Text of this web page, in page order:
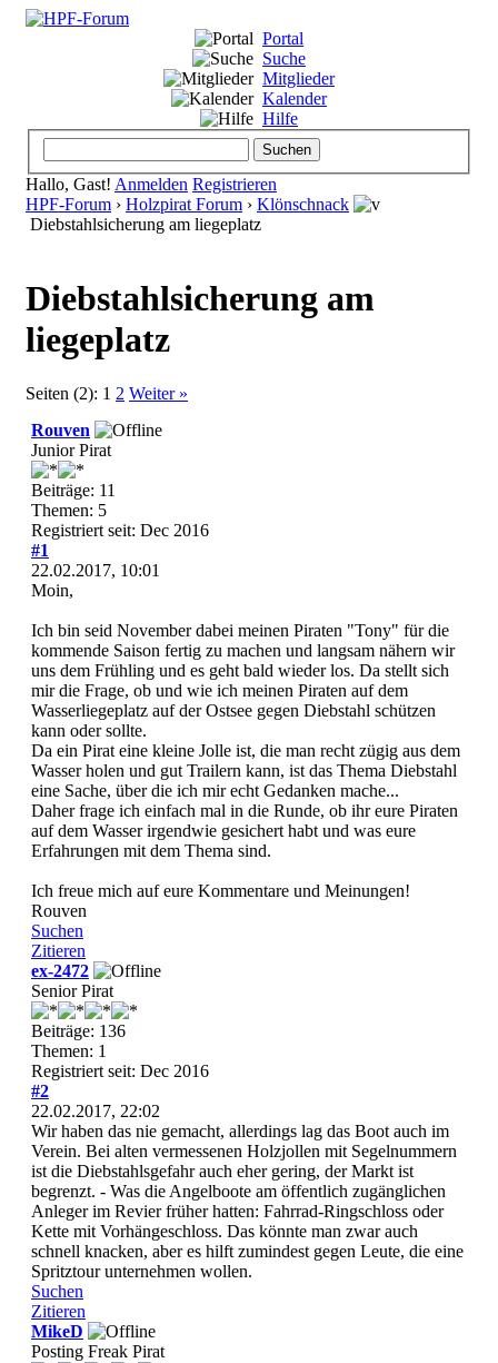
Portal
Suche
Mitglieder
Kalender
Hilfe
Hallo, Gast! Anmelden Registrieren
HPF-Forum › Holzpirat Forum › Klönschnack
Diebstahlsicherung am liegeplatz
Diebstahlsicherung am
liegeplatz
Seiten (2): 1 2 Weiter »
Rouven
Junior Pirat
Beiträge: 11
Themen: 5
Registriert seit: Dec 2016
#1
22.02.2017, 10:01
Moin,
Ich bin seid November dabei meinen Piraten "Tony" für die
kommende Saison fertig zu machen und langsam nähern wir
uns dem Frühling und es geht bald wieder los. Da stellt sich
mir die Frage, ob und wie ich meinen Piraten auf dem
Wasserliegeplatz auf der Ostsee gegen Diebstahl schützen
kann oder sollte.
Da ein Pirat eine kleine Jolle ist, die man recht zügig aus dem
Wasser holen und gut Trailern kann, ist das Thema Diebstahl
eine Sache, über die ich mir echt Gedanken mache...
Daher frage ich einfach mal in die Runde, ob ihr eure Piraten
auf dem Wasser irgendwie gesichert habt und was eure
Erfahrungen mit dem Thema sind.
Ich freue mich auf eure Kommentare und Meinungen!
Rouven
Suchen
Zitieren
ex-2472
Senior Pirat
Beiträge: 136
Themen: 1
Registriert seit: Dec 2016
#2
22.02.2017, 22:02
Wir haben das nie gemacht, allerdings lag das Boot auch im
Verein. Bei alten vermessenen Holzjollen mit Segelnummern
ist die Diebstahlsgefahr auch eher gering, der Markt ist
begrenzt. - Was die Angelboote am öffentlich zugänglichen
Anleger im Revier früher hatten: Fahrrad-Ringschloss oder
Kette mit Vorhängeschloss. Das könnte man zwar auch
schnell knacken, aber es hilft zumindest gegen Leute, die eine
Spritztour unternehmen wollen.
Suchen
Zitieren
MikeD
Posting Freak Pirat